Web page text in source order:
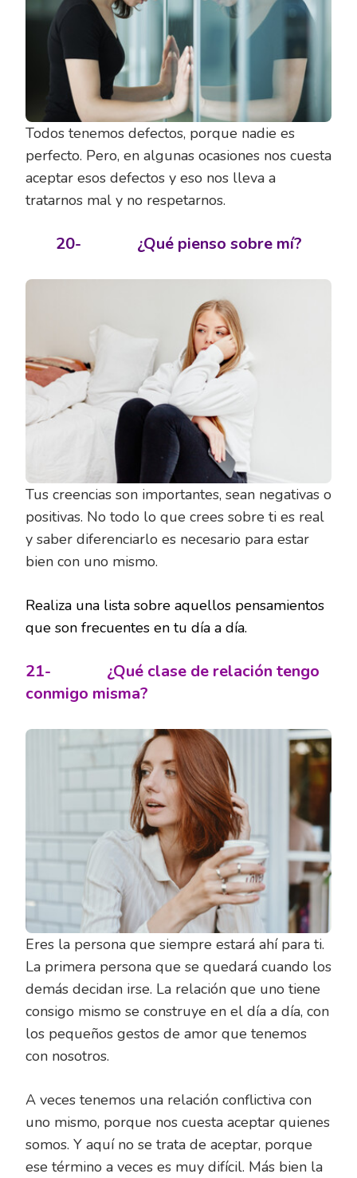
Todos tenemos defectos, porque nadie es
perfecto. Pero, en algunas ocasiones nos cuesta
aceptar esos defectos y eso nos lleva a
tratarnos mal y no respetarnos.
20- ¿Qué pienso sobre mí?
Tus creencias son importantes, sean negativas o
positivas. No todo lo que crees sobre ti es real
y saber diferenciarlo es necesario para estar
bien con uno mismo.
Realiza una lista sobre aquellos pensamientos
que son frecuentes en tu día a día.
21-
¿Qué clase de relación tengo
conmigo misma?
Eres la persona que siempre estará ahí para ti.
La primera persona que se quedará cuando los
demás decidan irse. La relación que uno tiene
consigo mismo se construye en el día a día, con
los pequeños gestos de amor que tenemos
con nosotros.
A veces tenemos una relación conflictiva con
uno mismo, porque nos cuesta aceptar quienes
somos. Y aquí no se trata de aceptar, porque
ese término a veces es muy difícil. Más bien la